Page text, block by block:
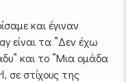
και έγιναν
είναι τα ”Δεν έχω
και το ”Μια ομάδα
σε στίχους της